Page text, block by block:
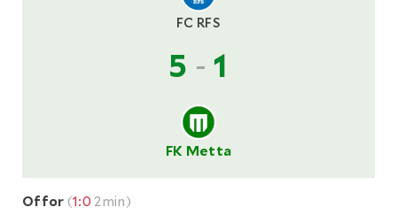
FC RFS
5 - 1
FK Metta
Offor (1:0 2min)